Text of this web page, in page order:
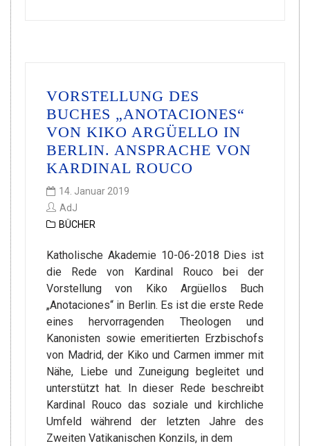
VORSTELLUNG DES
BUCHES „ANOTACIONES“
VON KIKO ARGÜELLO IN
BERLIN. ANSPRACHE VON
KARDINAL ROUCO
14. Januar 2019
AdJ
BÜCHER
Katholische Akademie 10-06-2018 Dies ist
die Rede von Kardinal Rouco bei der
Vorstellung von Kiko Argüellos Buch
„Anotaciones“ in Berlin. Es ist die erste Rede
eines hervorragenden Theologen und
Kanonisten sowie emeritierten Erzbischofs
von Madrid, der Kiko und Carmen immer mit
Nähe, Liebe und Zuneigung begleitet und
unterstützt hat. In dieser Rede beschreibt
Kardinal Rouco das soziale und kirchliche
Umfeld während der letzten Jahre des
Zweiten Vatikanischen Konzils, in dem